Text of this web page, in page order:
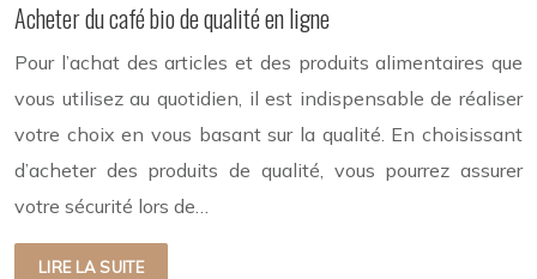
Acheter du café bio de qualité en ligne
Pour l’achat des articles et des produits alimentaires que
vous utilisez au quotidien, il est indispensable de réaliser
votre choix en vous basant sur la qualité. En choisissant
d’acheter des produits de qualité, vous pourrez assurer
votre sécurité lors de…
LIRE LA SUITE